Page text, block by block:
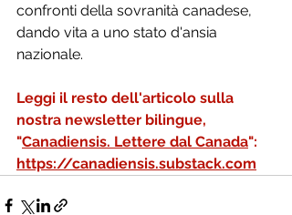
confronti della sovranità canadese,
dando vita a uno stato d'ansia
nazionale.
Leggi il resto dell'articolo sulla
nostra newsletter bilingue,
"Canadiensis. Lettere dal Canada":
https://canadiensis.substack.com